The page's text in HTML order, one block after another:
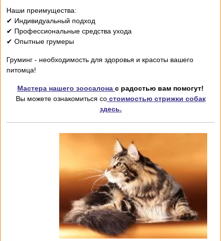
Наши преимущества:
✔ Индивидуальный подход
✔ Профессиональные средства ухода
✔ Опытные грумеры
Груминг - необходимость для здоровья и красоты вашего
питомца!
Мастера нашего зоосалона с радостью вам помогут!
Вы можете ознакомиться состоимостью стрижки собак
здесь.